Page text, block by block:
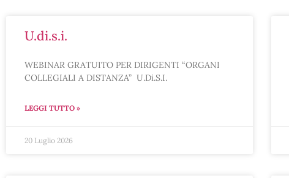
u.di.s.i.
WEBINAR GRATUITO PER DIRIGENTI “ORGANI
COLLEGIALI A DISTANZA” U.Di.S.I.
LEGGI TUTTO »
20 Luglio 2026